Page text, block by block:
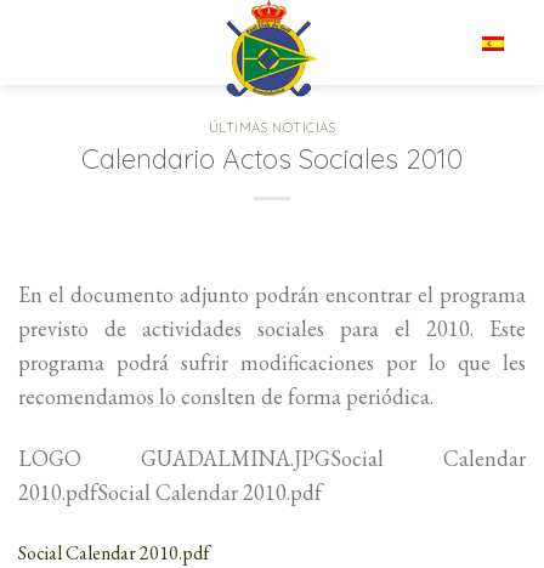
ÚLTIMAS NOTICIAS
Calendario Actos Sociales 2010
En el documento adjunto podrán encontrar el programa
previsto de actividades sociales para el 2010. Este
programa podrá sufrir modificaciones por lo que les
recomendamos lo conslten de forma periódica.
LOGO GUADALMINA.JPGSocial Calendar
2010.pdfSocial Calendar 2010.pdf
Social Calendar 2010.pdf